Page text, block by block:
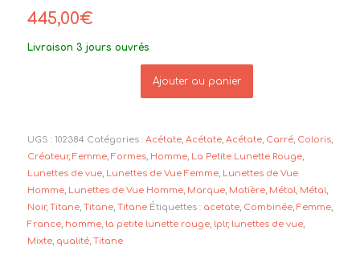
445,00€
Livraison 3 jours ouvrés
Ajouter au panier
UGS : 102384 Catégories : Acétate, Acétate, Acétate, Carré, Coloris,
Créateur, Femme, Formes, Homme, La Petite Lunette Rouge,
Lunettes de vue, Lunettes de Vue Femme, Lunettes de Vue
Homme, Lunettes de Vue Homme, Marque, Matière, Métal, Métal,
Noir, Titane, Titane, Titane Étiquettes : acetate, Combinée, Femme,
France, homme, la petite lunette rouge, lplr, lunettes de vue,
Mixte, qualité, Titane